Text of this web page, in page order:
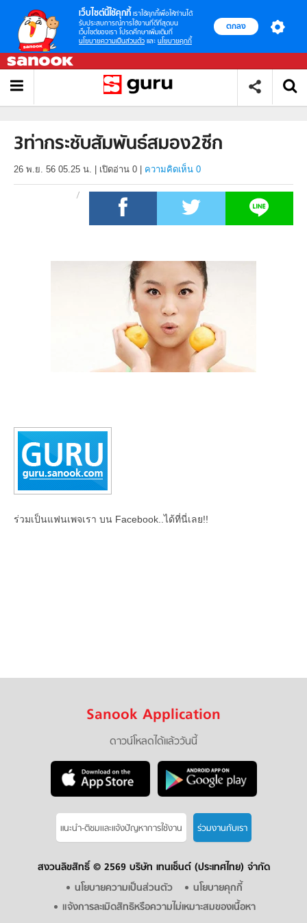
เว็บไซต์นี้ใช้คุกกี้ เราใช้คุกกี้เพื่อให้ท่านได้
รับประสบการณ์การใช้งานที่ดีที่สุดบน
เว็บไซต์ของเรา โปรดศึกษาเพิ่มเติมที่
นโยบายความเป็นส่วนตัว และ นโยบายคุกกี้
ตกลง
3ท่ากระชับสัมพันธ์สมอง2ซีก
26 พ.ย. 56 05.25 น. เปิดอ่าน 0 ความคิดเห็น 0
ร่วมเป็นแฟนเพจเรา บน Facebook..ได้ที่นี่เลย!!
Sanook Application
ดาวน์โหลดได้แล้ววันนี้
แนะนำ-ติชมเเละแจ้งปัญหาการใช้งาน ร่วมงานกับเรา
สงวนลิขสิทธิ์ © 2569 บริษัท เทนเซ็นต์ (ประเทศไทย) จำกัด
นโยบายความเป็นส่วนตัว
นโยบายคุกกี้
แจ้งการละเมิดสิทธิหรือความไม่เหมาะสมของเนื้อหา